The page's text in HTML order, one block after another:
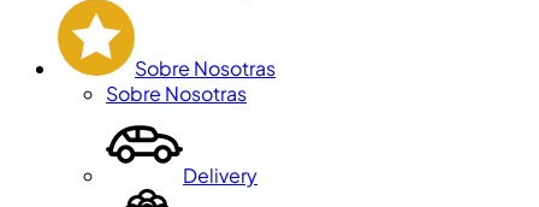
Sobre Nosotras
Sobre Nosotras
Delivery